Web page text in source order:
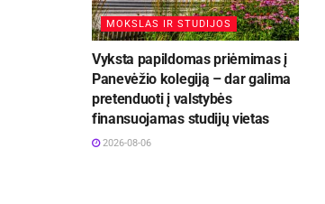
MOKSLAS IR STUDIJOS
Vyksta papildomas priėmimas į
Panevėžio kolegiją – dar galima
pretenduoti į valstybės
finansuojamas studijų vietas
2026-08-06